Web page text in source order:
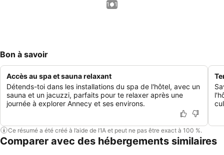
1 / 1
Bon à savoir
Accès au spa et sauna relaxant
Détends-toi dans les installations du spa de l'hôtel, avec un
sauna et un jacuzzi, parfaits pour te relaxer après une
journée à explorer Annecy et ses environs.
Ce résumé a été créé à l’aide de l’IA et peut ne pas être exact à 100 %.
Comparer avec des hébergements similaires